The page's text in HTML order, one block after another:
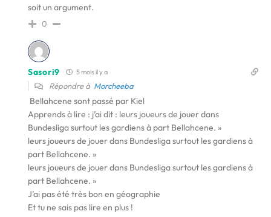
soit un argument.
0
Sasori9 5 mois il y a
Répondre à Morcheeba
Bellahcene sont passé par Kiel
Apprends à lire : j’ai dit : leurs joueurs de jouer dans
Bundesliga surtout les gardiens à part Bellahcene. »
leurs joueurs de jouer dans Bundesliga surtout les gardiens à
part Bellahcene. »
leurs joueurs de jouer dans Bundesliga surtout les gardiens à
part Bellahcene. »
J’ai pas été très bon en géographie
Et tu ne sais pas lire en plus !